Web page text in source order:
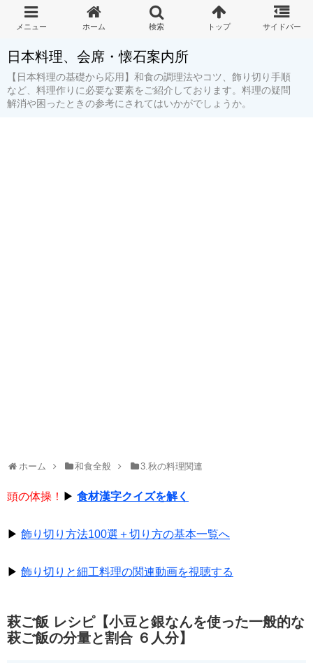
日本料理、会席・懐石案内所
【日本料理の基礎から応用】和食の調理法やコツ、飾り切り手順
など、料理作りに必要な要素をご紹介しております。料理の疑問
解消や困ったときの参考にされてはいかがでしょうか。
ホーム 和食全般 3.秋の料理関連
頭の体操！ ▶ 食材漢字クイズを解く
▶ 飾り切り方法100選＋切り方の基本一覧へ
▶ 飾り切りと細工料理の関連動画を視聴する
萩ご飯 レシピ【小豆と銀なんを使った一般的な
萩ご飯の分量と割合 ６人分】